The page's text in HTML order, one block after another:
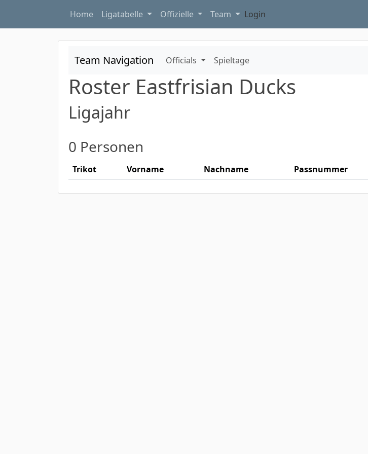
Home Ligatabelle Offizielle Team Login
Team Navigation Officials Spieltage
Roster Eastfrisian Ducks
Ligajahr
0 Personen
Trikot Vorname Nachname Passnummer